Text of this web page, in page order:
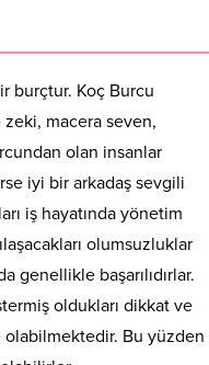
burçtur. Koç Burcu
macera seven,
olan insanlar
iyi bir arkadaş sevgili
iş hayatında yönetim
olumsuzluklar
genellikle başarılıdırlar.
oldukları dikkat ve
Bu yüzden